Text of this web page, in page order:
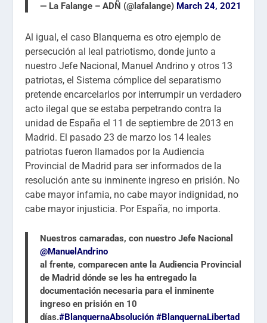
— La Falange – ADÑ (@lafalange) March 24, 2021
Al igual, el caso Blanquerna es otro ejemplo de
persecución al leal patriotismo, donde junto a
nuestro Jefe Nacional, Manuel Andrino y otros 13
patriotas, el Sistema cómplice del separatismo
pretende encarcelarlos por interrumpir un verdadero
acto ilegal que se estaba perpetrando contra la
unidad de España el 11 de septiembre de 2013 en
Madrid. El pasado 23 de marzo los 14 leales
patriotas fueron llamados por la Audiencia
Provincial de Madrid para ser informados de la
resolución ante su inminente ingreso en prisión. No
cabe mayor infamia, no cabe mayor indignidad, no
cabe mayor injusticia. Por España, no importa.
Nuestros camaradas, con nuestro Jefe Nacional
@ManuelAndrino
al frente, comparecen ante la Audiencia Provincial
de Madrid dónde se les ha entregado la
documentación necesaria para el inminente
ingreso en prisión en 10
días.#BlanquernaAbsolución #BlanquernaLibertad